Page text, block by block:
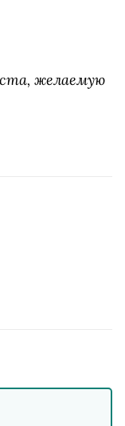
желаемую